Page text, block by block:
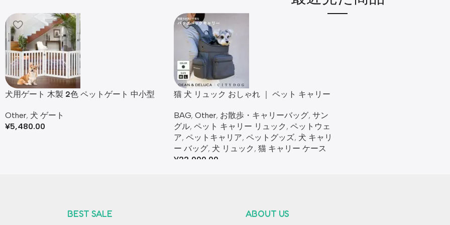
犬用ゲート 木製 2色 ペットゲート 中小型
Other, 犬 ゲート
¥5,480.00
猫 犬 リュック おしゃれ ｜ ペット キャリー
BAG, Other, お散歩・キャリーバッグ, サン
グル, ペット キャリー リュック , ペットウェ
ア, ペットキャリア, ペットグッズ, 犬 キャリ
ー バッグ​, 犬 リュック​ , 猫 キャリー ケース​
¥22,000.00
BEST SALE ABOUT US